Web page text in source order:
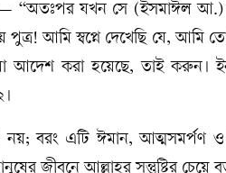
“অতঃপর যখন সে (ইসমাঈল আ.)
পুত্র! আমি স্বপ্নে দেখেছি যে,
করা হয়েছে, তাই করুন।
বরং এটি ঈমান, আত্মসমর্পণ ও
জীবনে আল্লাহর সন্তুষ্টির চেয়ে